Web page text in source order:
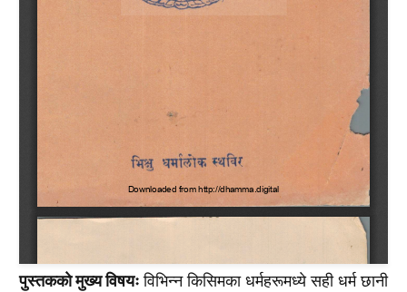
पुस्तककाे मुख्य विषयःविभिन्न किसिमका धर्महरूमध्ये सही धर्म छानी